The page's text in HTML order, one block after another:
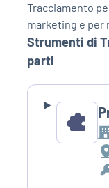
Tracciamento
marketing e per
Strumenti di
parti